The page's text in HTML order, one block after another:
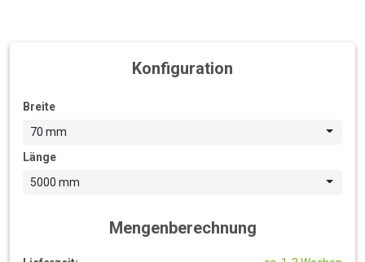
Konfiguration
Breite
70 mm
Länge
5000 mm
Mengenberechnung